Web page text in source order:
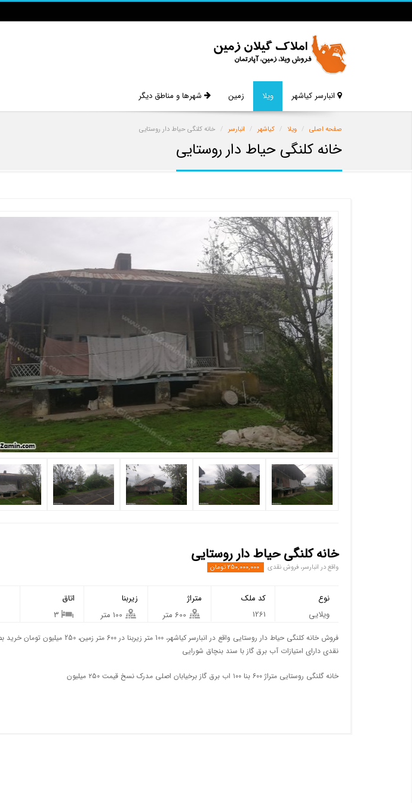
انبارسر کیاشهر ویلا زمین شهرها و مناطق دیگر
صفحه اصلی ویلا کیاشهر انبارسر خانه کلنگی حیاط دار روستایی
خانه کلنگی حیاط دار روستایی
خانه کلنگی حیاط دار روستایی
واقع در انبارسر، فروش نقدی
نوع
ویلایی
کد ملک
1261
متراژ
زیربنا
اتاق
فروش خانه کلنگی حیاط دار روستایی واقع در انبارسر کیاشهر، 100 متر زیربنا در 600 متر زمین،
نقدی دارای امتیازات آب برق گاز با سند بنچاق شورایی
خانه گلنگی روستایی متراژ ۶۰۰ بنا ۱۰۰ اب برق گاز برخیابان اصلی مدرک نسخ قیمت ۲۵۰ میلیون